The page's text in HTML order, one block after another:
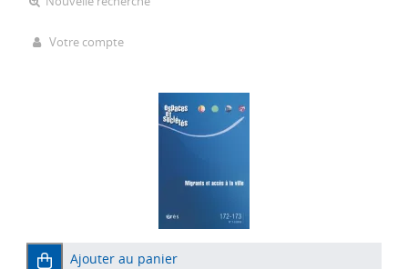
Votre compte
Ajouter au panier